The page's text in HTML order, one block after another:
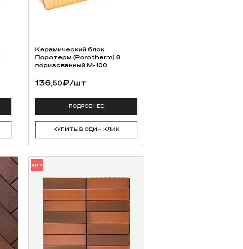
Керамический блок
Поротерм (Porotherm) 8
поризованный М-100
136,50₽/шт
ПОДРОБНЕЕ
КУПИТЬ В ОДИН КЛИК
ХИТ